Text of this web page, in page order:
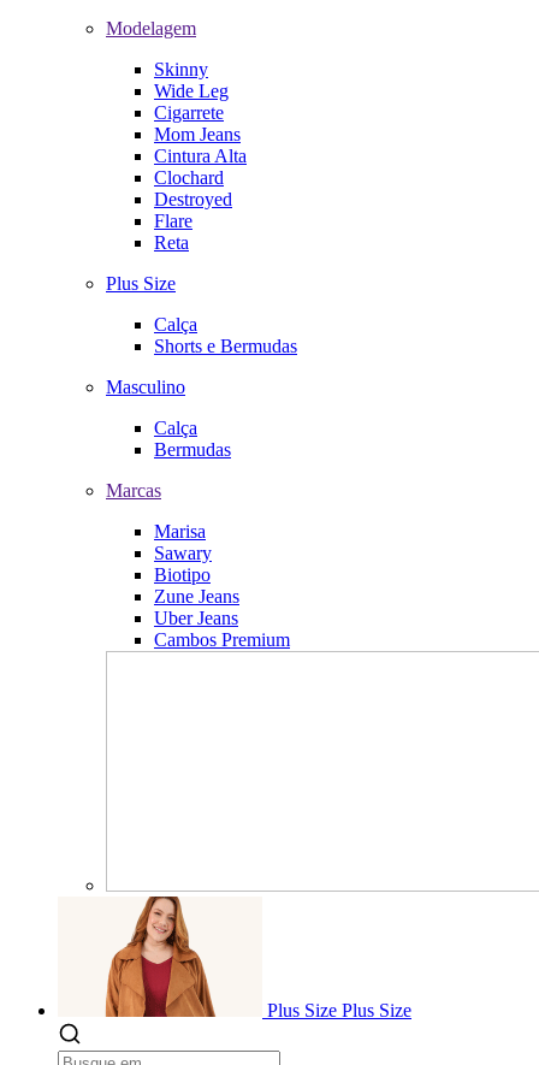
Modelagem
Skinny
Wide Leg
Cigarrete
Mom Jeans
Cintura Alta
Clochard
Destroyed
Flare
Reta
Plus Size
Calça
Shorts e Bermudas
Masculino
Calça
Bermudas
Marcas
Marisa
Sawary
Biotipo
Zune Jeans
Uber Jeans
Cambos Premium
Plus Size Plus Size